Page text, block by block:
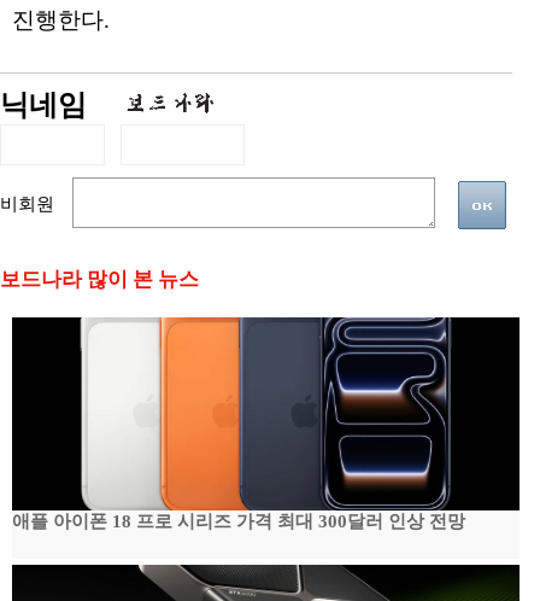
진행한다.
닉네임
비회원
보드나라 많이 본 뉴스
애플 아이폰 18 프로 시리즈 가격 최대 300달러 인상 전망